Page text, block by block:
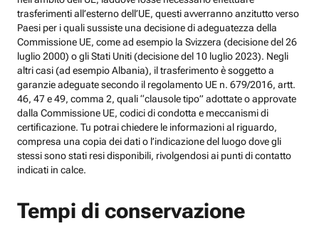
trasferimenti all’esterno dell’UE, questi avverranno anzitutto verso
Paesi per i quali sussiste una decisione di adeguatezza della
Commissione UE, come ad esempio la Svizzera (decisione del 26
luglio 2000) o gli Stati Uniti (decisione del 10 luglio 2023). Negli
altri casi (ad esempio Albania), il trasferimento è soggetto a
garanzie adeguate secondo il regolamento UE n. 679/2016, artt.
46, 47 e 49, comma 2, quali “clausole tipo” adottate o approvate
dalla Commissione UE, codici di condotta e meccanismi di
certificazione. Tu potrai chiedere le informazioni al riguardo,
compresa una copia dei dati o l’indicazione del luogo dove gli
stessi sono stati resi disponibili, rivolgendosi ai punti di contatto
indicati in calce.
Tempi di conservazione